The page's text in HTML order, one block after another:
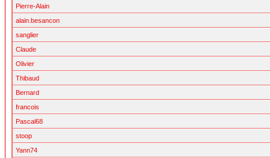
Pierre-Alain
alain.besancon
sanglier
Claude
Olivier
Thibaud
Bernard
francois
Pascal68
stoop
Yann74